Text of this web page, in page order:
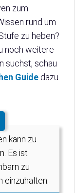
zum
rund um
zu heben?
noch weitere
suchst, schau
Guide dazu
kann zu
Es ist
zu
einzuhalten.